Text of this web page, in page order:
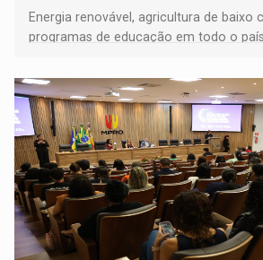
Energia renovável, agricultura de baixo
programas de educação em todo o